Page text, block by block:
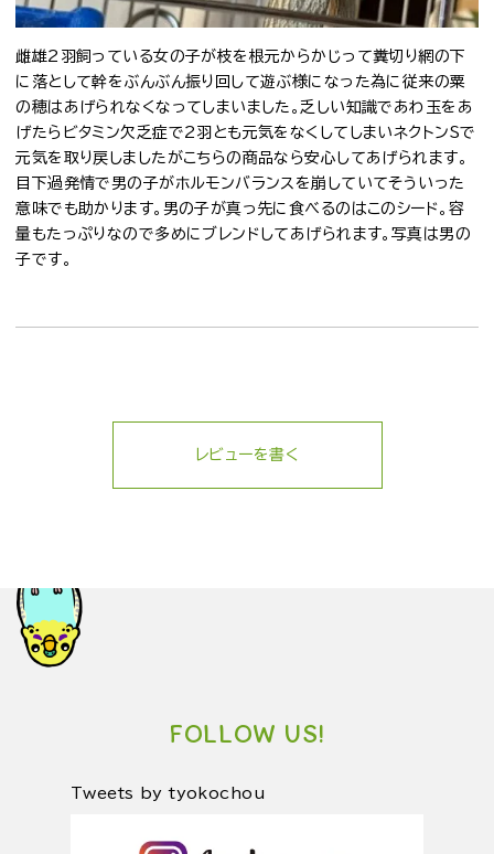
雌雄2羽飼っている女の子が枝を根元からかじって糞切り網の下
に落として幹をぶんぶん振り回して遊ぶ様になった為に従来の粟
の穂はあげられなくなってしまいました。乏しい知識であわ玉をあ
げたらビタミン欠乏症で2羽とも元気をなくしてしまいネクトンSで
元気を取り戻しましたがこちらの商品なら安心してあげられます。
目下過発情で男の子がホルモンバランスを崩していてそういった
意味でも助かります。男の子が真っ先に食べるのはこのシード。容
量もたっぷりなので多めにブレンドしてあげられます。写真は男の
子です。
レビューを書く
FOLLOW US!
Tweets by tyokochou